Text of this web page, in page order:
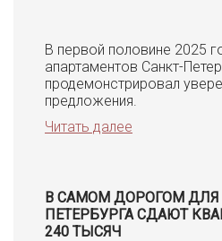
В первой половине 2025
апартаментов Санкт-
продемонстрировал
предложения.
Читать далее
В САМОМ ДОРОГОМ
ПЕТЕРБУРГА СДАЮТ
240 ТЫСЯЧ